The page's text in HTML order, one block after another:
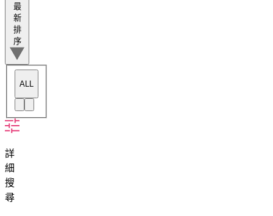
最
新
排
序
ALL
詳
細
搜
尋